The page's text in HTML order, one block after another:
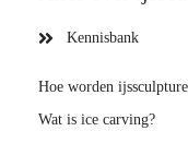
Kennisbank
Hoe worden
Wat is ice carving?